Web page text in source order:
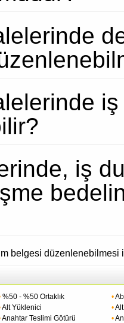
iş
belgesi düzenlenebilmesi
%50 - %50 Ortaklık •
Alt Yüklenici •
Anahtar Teslimi Götürü •